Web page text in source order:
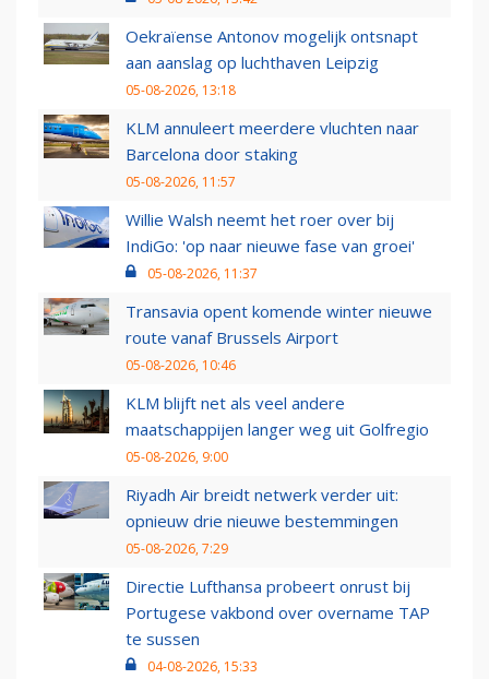
Oekraïense Antonov mogelijk ontsnapt
aan aanslag op luchthaven Leipzig
05-08-2026, 13:18
KLM annuleert meerdere vluchten naar
Barcelona door staking
05-08-2026, 11:57
Willie Walsh neemt het roer over bij
IndiGo: 'op naar nieuwe fase van groei'
05-08-2026, 11:37
Transavia opent komende winter nieuwe
route vanaf Brussels Airport
05-08-2026, 10:46
KLM blijft net als veel andere
maatschappijen langer weg uit Golfregio
05-08-2026, 9:00
Riyadh Air breidt netwerk verder uit:
opnieuw drie nieuwe bestemmingen
05-08-2026, 7:29
Directie Lufthansa probeert onrust bij
Portugese vakbond over overname TAP
te sussen
04-08-2026, 15:33